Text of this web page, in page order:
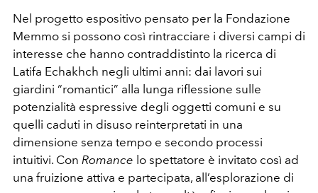
Nel progetto espositivo pensato per la Fondazione
Memmo si possono così rintracciare i diversi campi di
interesse che hanno contraddistinto la ricerca di
Latifa Echakhch negli ultimi anni: dai lavori sui
giardini “romantici” alla lunga riflessione sulle
potenzialità espressive degli oggetti comuni e su
quelli caduti in disuso reinterpretati in una
dimensione senza tempo e secondo processi
intuitivi. Con Romance lo spettatore è invitato così ad
una fruizione attiva e partecipata, all’esplorazione di